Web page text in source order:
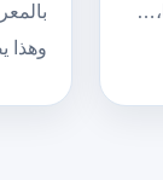
وهذا